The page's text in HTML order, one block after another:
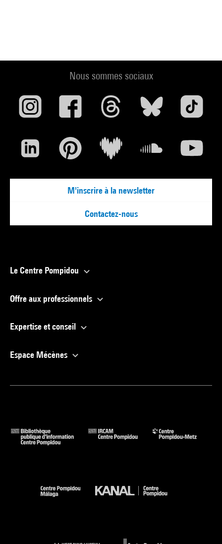
Nous sommes sociaux
M'inscrire à la newsletter
Contactez-nous
Le Centre Pompidou
Offre aux professionnels
Expertise et conseil
Espace Mécènes